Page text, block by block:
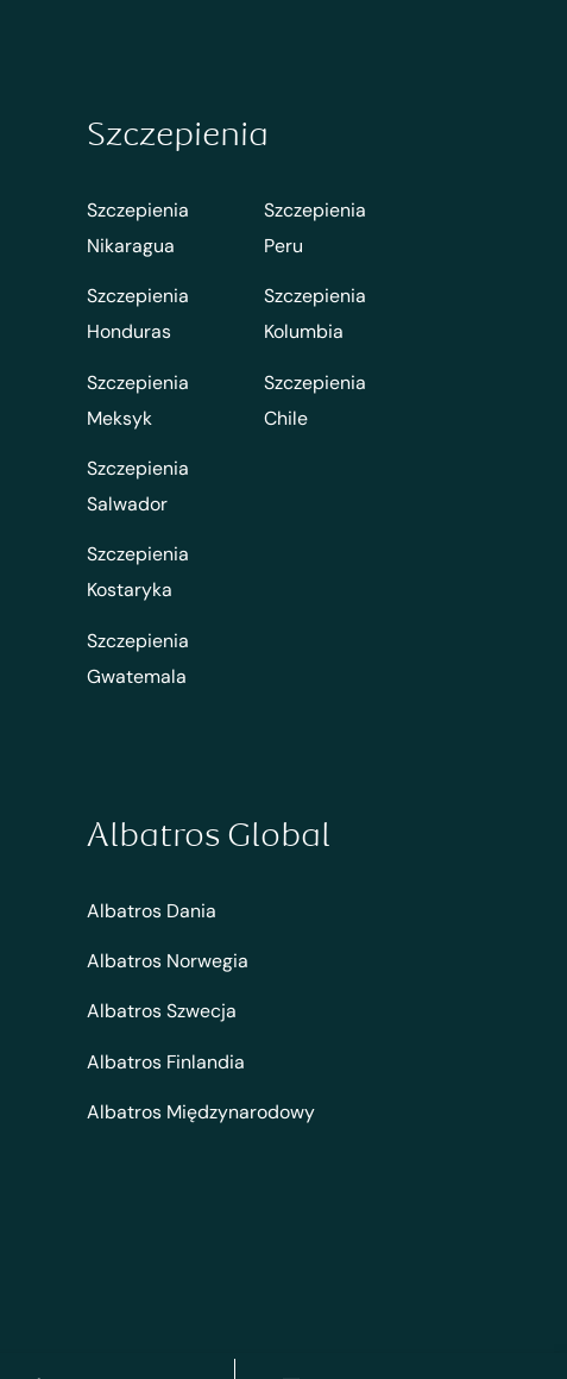
Szczepienia
Szczepienia
Nikaragua
Szczepienia
Honduras
Szczepienia
Meksyk
Szczepienia
Salwador
Szczepienia
Kostaryka
Szczepienia
Gwatemala
Szczepienia
Peru
Szczepienia
Kolumbia
Szczepienia
Chile
Albatros Global
Albatros Dania
Albatros Norwegia
Albatros Szwecja
Albatros Finlandia
Albatros Międzynarodowy